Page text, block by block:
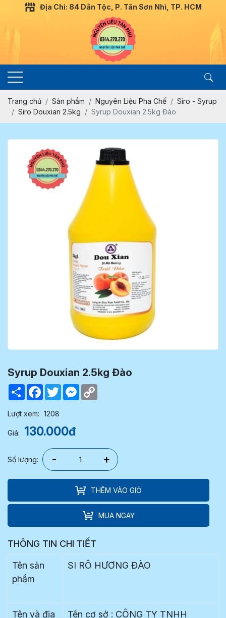
Địa Chỉ: 84 Dân Tộc, P. Tân Sơn Nhì, TP. HCM
Trang chủ Sản phẩm Nguyên Liệu Pha Chế
Siro - Syrup
Siro Douxian 2.5kg
Syrup Douxian 2.5kg Đào
Syrup Douxian 2.5kg Đào
Share Facebook
TwitterMessenger
Lượt xem: 1208
Giá: 130.000đ
Số lượng: - +
THÊM VÀO GIỎ
MUA NGAY
THÔNG TIN CHI TIẾT
Tên sản
phẩm
SI RÔ HƯƠNG ĐÀO
Tên và địa
Tên cơ sở : CÔNG TY TNHH